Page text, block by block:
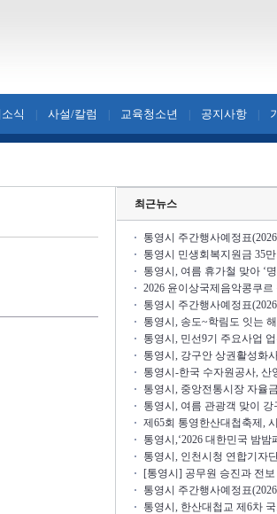
식 사설/칼럼 교육청소년 공지사항
최근뉴스
통영시 주간행사예정표
통영시 민생회복지원금 35
통영시, 여름 휴가철 맞아 ‘
2026 윤이상국제음악콩쿠르
통영시 주간행사예정표
통영시, 송도~학림도 잇는
통영시, 민선9기 주요사업
통영시, 강구안 상권활성화
통영시-한국 수자원공사, 산
통영시, 중앙전통시장 자율
통영시, 여름 관광객 맞이 강
제65회 통영한산대첩축제,
통영시,‘2026 대한민국 밤밤
통영시, 인천시청 연합기자
[통영시] 공무원 승진과 전보
통영시 주간행사예정표
통영시, 한산대첩교 제6차 국